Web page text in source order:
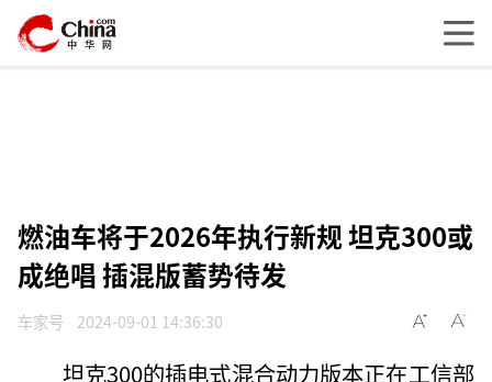
燃油车将于2026年执行新规 坦克300或
成绝唱 插混版蓄势待发
车家号 2024-09-01 14:36:30
坦克300的插电式混合动力版本正在工信部